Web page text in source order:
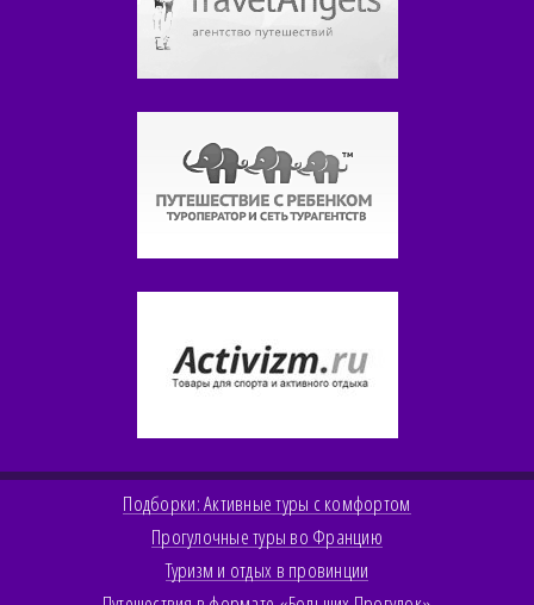
Подборки: Активные туры с комфортом
Прогулочные туры во Францию
Туризм и отдых в провинции